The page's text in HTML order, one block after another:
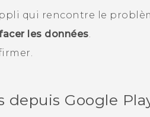
qui rencontre le
les données
depuis Google